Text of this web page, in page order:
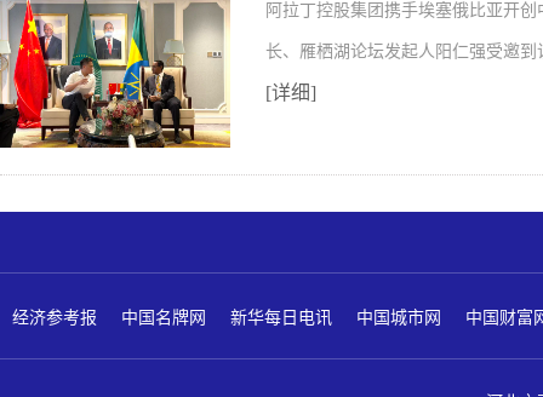
阿拉丁控股集团携手埃塞俄比亚开
长、雁栖湖论坛发起人阳仁强受邀
[详细]
经济参考报 中国名牌网 新华每日电讯 中国城市网 中国财富